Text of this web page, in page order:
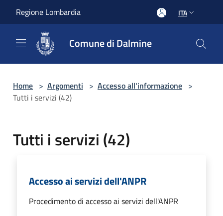
Regione Lombardia ITA
Comune di Dalmine
Home > Argomenti > Accesso all'informazione >
Tutti i servizi (42)
Tutti i servizi (42)
Accesso ai servizi dell'ANPR
Procedimento di accesso ai servizi dell'ANPR